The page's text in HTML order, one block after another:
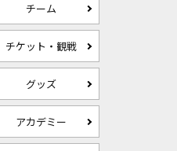
チーム
チケット・観戦
グッズ
アカデミー